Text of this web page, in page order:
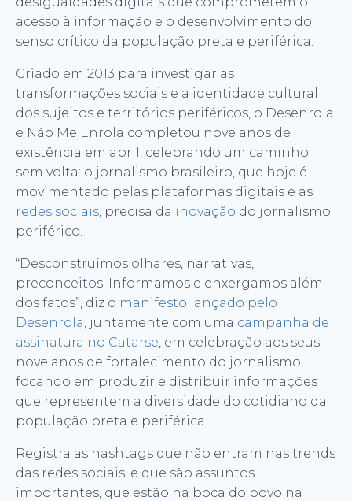
acesso à informação e o desenvolvimento do
senso crítico da população preta e periférica.
Criado em 2013 para investigar as
transformações sociais e a identidade cultural
dos sujeitos e territórios periféricos, o Desenrola
e Não Me Enrola completou nove anos de
existência em abril, celebrando um caminho
sem volta: o jornalismo brasileiro, que hoje é
movimentado pelas plataformas digitais e as
redes sociais, precisa da inovação do jornalismo
periférico.
“Desconstruímos olhares, narrativas,
preconceitos. Informamos e enxergamos além
dos fatos”, diz o manifesto lançado pelo
Desenrola, juntamente com uma campanha de
assinatura no Catarse, em celebração aos seus
nove anos de fortalecimento do jornalismo,
focando em produzir e distribuir informações
que representem a diversidade do cotidiano da
população preta e periférica.
Registra as hashtags que não entram nas trends
das redes sociais, e que são assuntos
importantes, que estão na boca do povo na